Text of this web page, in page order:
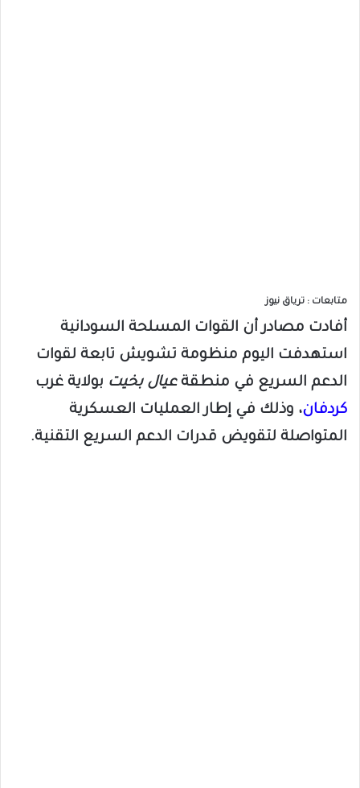
متابعات : ترياق نيوز
أفادت مصادر أن القوات المسلحة السودانية
استهدفت اليوم منظومة تشويش تابعة لقوات
الدعم السريع في منطقةعيال بخيت بولاية غرب
كردفان، وذلك في إطار العمليات العسكرية
المتواصلة لتقويض قدرات الدعم السريع التقنية.